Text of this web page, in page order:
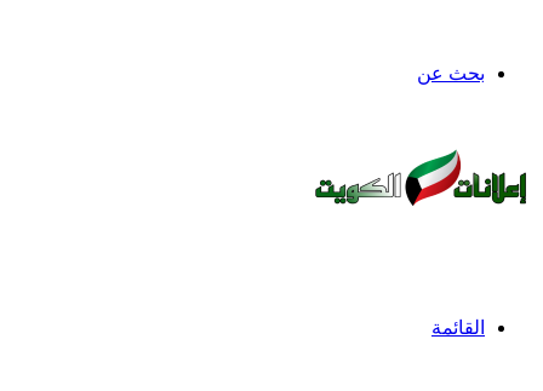
بحث عن
القائمة